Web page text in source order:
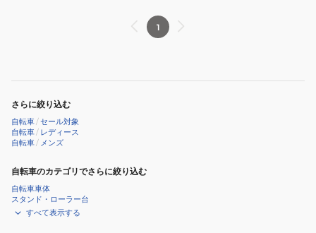
NH-
KF99AAJ-
SL
NV
ス
タ
NH-
1
さらに絞り込む
自転車/セール対象
自転車/ レディース
自転車/ メンズ
自転車のカテゴリでさらに絞り込む
自転車車体
スタンド・ローラー台
すべて表示する